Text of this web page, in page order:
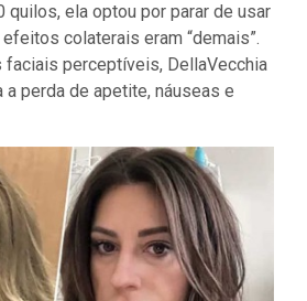
quilos, ela optou por parar de usar
colaterais eram “demais”.
faciais perceptíveis, DellaVecchia
a perda de apetite, náuseas e